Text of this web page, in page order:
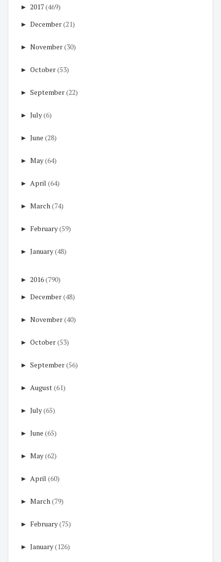
► 2017(469)
► December(21)
► November(30)
► October(53)
► September(22)
► July(6)
► June (28)
► May(64)
► April (64)
► March(74)
► February(59)
► January(48)
► 2016(790)
► December(48)
► November(40)
► October(53)
► September(56)
► August(61)
► July(65)
► June (65)
► May(62)
► April (60)
► March(79)
► February(75)
► January(126)